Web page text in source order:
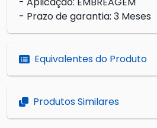
- Prazo de garantia: 3 Meses
Equivalentes do Produto
Produtos Similares